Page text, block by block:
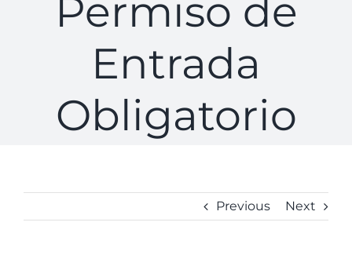
Permiso de
Entrada
Obligatorio
Previous Next